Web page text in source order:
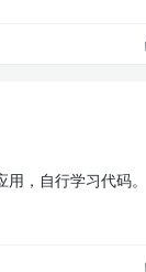
，自行学习代码。